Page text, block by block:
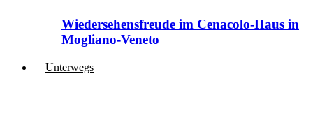
Wiedersehensfreude im Cenacolo-Haus in
Mogliano-Veneto
Unterwegs